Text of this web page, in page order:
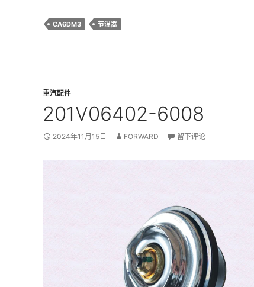
CA6DM3 节温器
重汽配件
201V06402-6008
2024年11月15日 FORWARD 留下评论